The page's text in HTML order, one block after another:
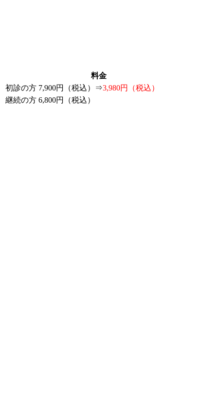
料金
初診の方 7,900円（税込）⇒3,980円（税込）
継続の方 6,800円（税込）